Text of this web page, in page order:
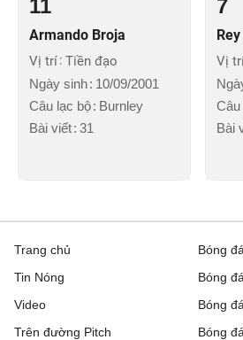
11
Armando Broja
Vị trí Tiền đạo
Ngày sinh 10/09/2001
Câu lạc bộ Burnley
Bài viết 31
7
Vị
Bài
Trang chủ
Tin Nóng
Video
Trên đường Pitch
Bóng
Bóng
Bóng
Bóng